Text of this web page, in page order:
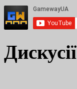
Дискусії